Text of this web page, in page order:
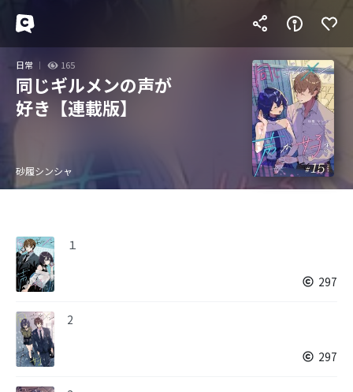
日常 165
同じギルメンの声が
好き【連載版】
砂履シンシャ
１
297
2
297